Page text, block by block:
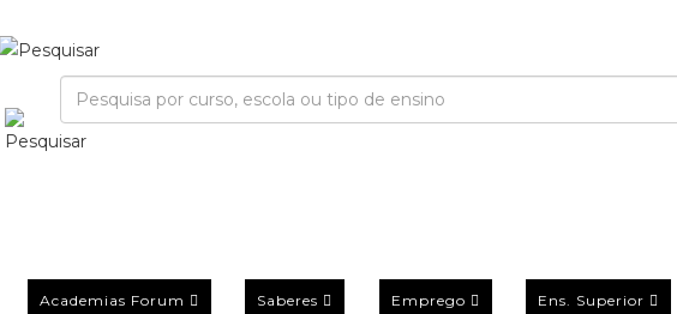
Academias Forum Saberes Emprego Ens. Superior